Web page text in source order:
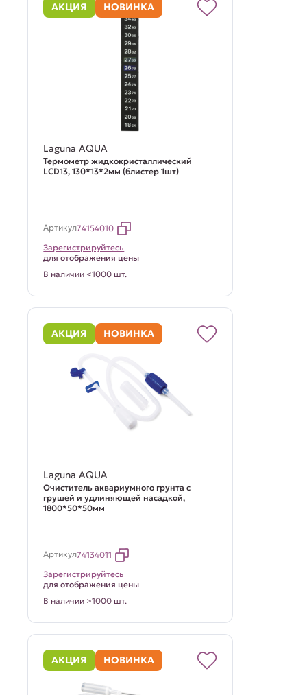
АКЦИЯ НОВИНКА
Laguna AQUA
Термометр жидкокристаллический
LCD13, 130*13*2мм (блистер 1шт)
Артикул74154010
Зарегистрируйтесь
для отображения цены
В наличии <1000 шт.
АКЦИЯ НОВИНКА
Laguna AQUA
Очиститель аквариумного грунта с
грушей и удлиняющей насадкой,
1800*50*50мм
Артикул74134011
Зарегистрируйтесь
для отображения цены
В наличии >1000 шт.
АКЦИЯ НОВИНКА